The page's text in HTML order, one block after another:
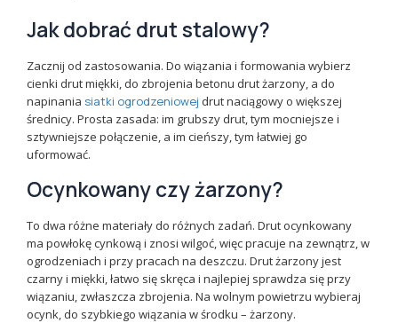
Jak dobrać drut stalowy?
Zacznij od zastosowania. Do wiązania i formowania wybierz
cienki drut miękki, do zbrojenia betonu drut żarzony, a do
napinaniasiatki ogrodzeniowej drut naciągowy o większej
średnicy. Prosta zasada: im grubszy drut, tym mocniejsze i
sztywniejsze połączenie, a im cieńszy, tym łatwiej go
uformować.
Ocynkowany czy żarzony?
To dwa różne materiały do różnych zadań. Drut ocynkowany
ma powłokę cynkową i znosi wilgoć, więc pracuje na zewnątrz, w
ogrodzeniach i przy pracach na deszczu. Drut żarzony jest
czarny i miękki, łatwo się skręca i najlepiej sprawdza się przy
wiązaniu, zwłaszcza zbrojenia. Na wolnym powietrzu wybieraj
ocynk, do szybkiego wiązania w środku – żarzony.